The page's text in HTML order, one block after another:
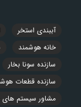
آببندی استخر
خانه هوشمند
سازنده سونا بخار
سازنده قطعات
مشاور سیستم های